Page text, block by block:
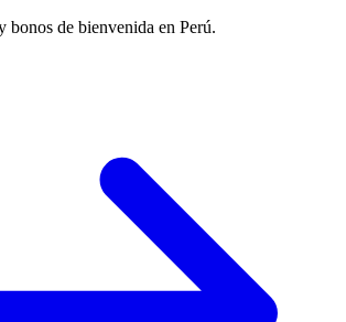
bonos de bienvenida en Perú.